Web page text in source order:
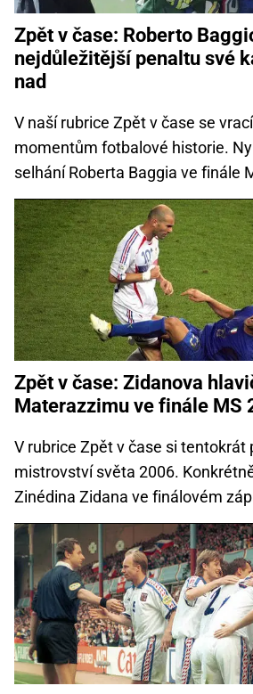
Zpět v čase: Roberto
nejdůležitější penaltu své
nad
V naší rubrice Zpět v čase se
momentům fotbalové historie.
selhání Roberta Baggia ve finále
Zpět v čase: Zidanova
Materazzimu ve finále MS
V rubrice Zpět v čase si tentokrát
mistrovství světa 2006.
Zinédina Zidana ve finálovém